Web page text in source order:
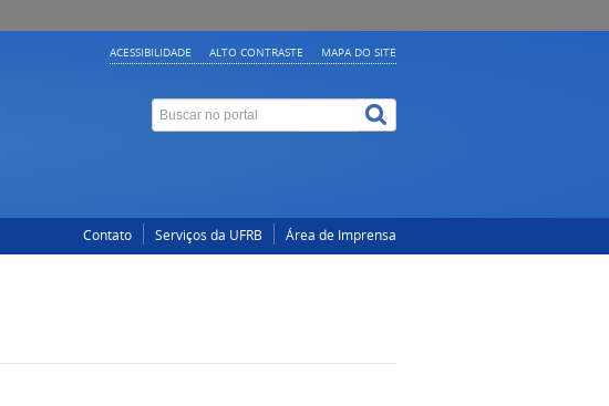
ACESSIBILIDADE ALTO CONTRASTE MAPA DO SITE
Contato Serviços da UFRB Área de Imprensa